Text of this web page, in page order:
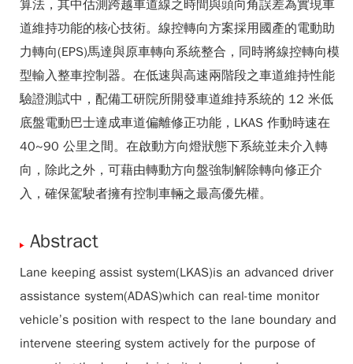
算法，其中估測跨越車道線之時間與頭向角誤差為實現車
道維持功能的核心技術。線控轉向方案採用國產的電動助
力轉向(EPS)馬達與原車轉向系統整合，同時將線控轉向模
型輸入整車控制器。在低速與高速兩階段之車道維持性能
驗證測試中，配備工研院所開發車道維持系統的 12 米低
底盤電動巴士達成車道偏離修正功能，LKAS 作動時速在
40~90 公里之間。在啟動方向燈狀態下系統並未介入轉
向，除此之外，可藉由轉動方向盤強制解除轉向修正介
入，確保駕駛者擁有控制車輛之最高優先權。
Abstract
Lane keeping assist system(LKAS)is an advanced driver
assistance system(ADAS)which can real-time monitor
vehicle’s position with respect to the lane boundary and
intervene steering system actively for the purpose of